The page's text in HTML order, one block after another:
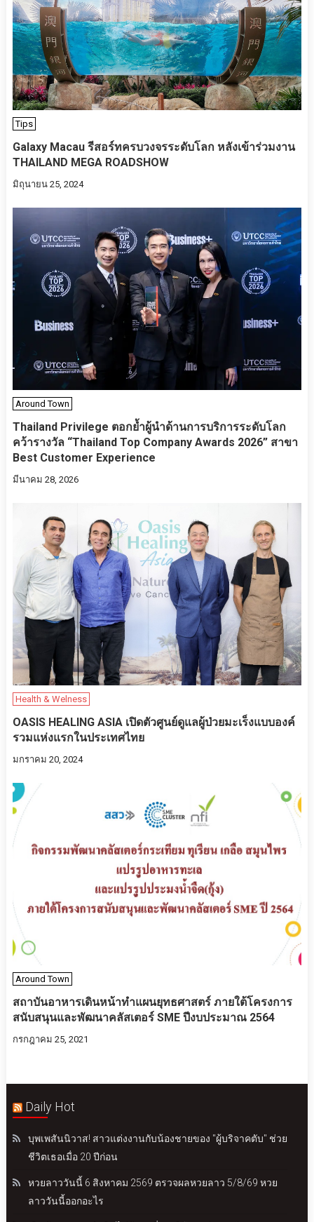
Tips
Galaxy Macau รีสอร์ทครบวงจรระดับโลก หลังเข้าร่วมงาน
THAILAND MEGA ROADSHOW
มิถุนายน 25, 2024
Around Town
Thailand Privilege ตอกย้ำผู้นำด้านการบริการระดับโลก
คว้ารางวัล “Thailand Top Company Awards 2026” สาขา
Best Customer Experience
มีนาคม 28, 2026
Health & Welness
OASIS HEALING ASIA เปิดตัวศูนย์ดูแลผู้ป่วยมะเร็งแบบองค์
รวมแห่งแรกในประเทศไทย
มกราคม 20, 2024
Around Town
สถาบันอาหารเดินหน้าทำแผนยุทธศาสตร์​ ภายใต้โครงการ
สนับสนุนและพัฒนาคลัสเตอร์ SME ปีงบประมาณ 2564
กรกฎาคม 25, 2021
Daily Hot
บุพเพสันนิวาส! สาวแต่งงานกับน้องชายของ "ผู้บริจาคตับ" ช่วย
ชีวิตเธอเมื่อ 20 ปีก่อน
หวยลาววันนี้ 6 สิงหาคม 2569 ตรวจผลหวยลาว 5/8/69 หวย
ลาววันนี้ออกอะไร